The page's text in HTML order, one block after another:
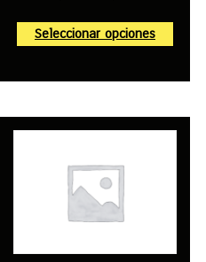
Seleccionar opciones